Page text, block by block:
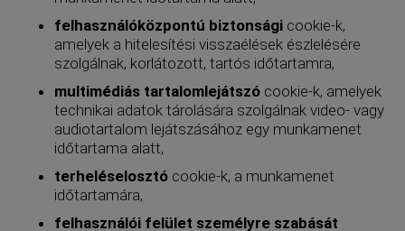
felhasználóközpontú biztonsági cookie-k,
amelyek a hitelesítési visszaélések észlelésére
szolgálnak, korlátozott, tartós időtartamra,
multimédiás tartalomlejátszó cookie-k, amelyek
technikai adatok tárolására szolgálnak video- vagy
audiotartalom lejátszásához egy munkamenet
időtartama alatt,
terheléselosztó cookie-k, a munkamenet
időtartamára,
felhasználói felület személyre szabását